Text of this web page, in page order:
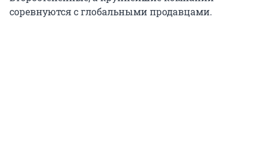
соревнуются с глобальными продавцами.